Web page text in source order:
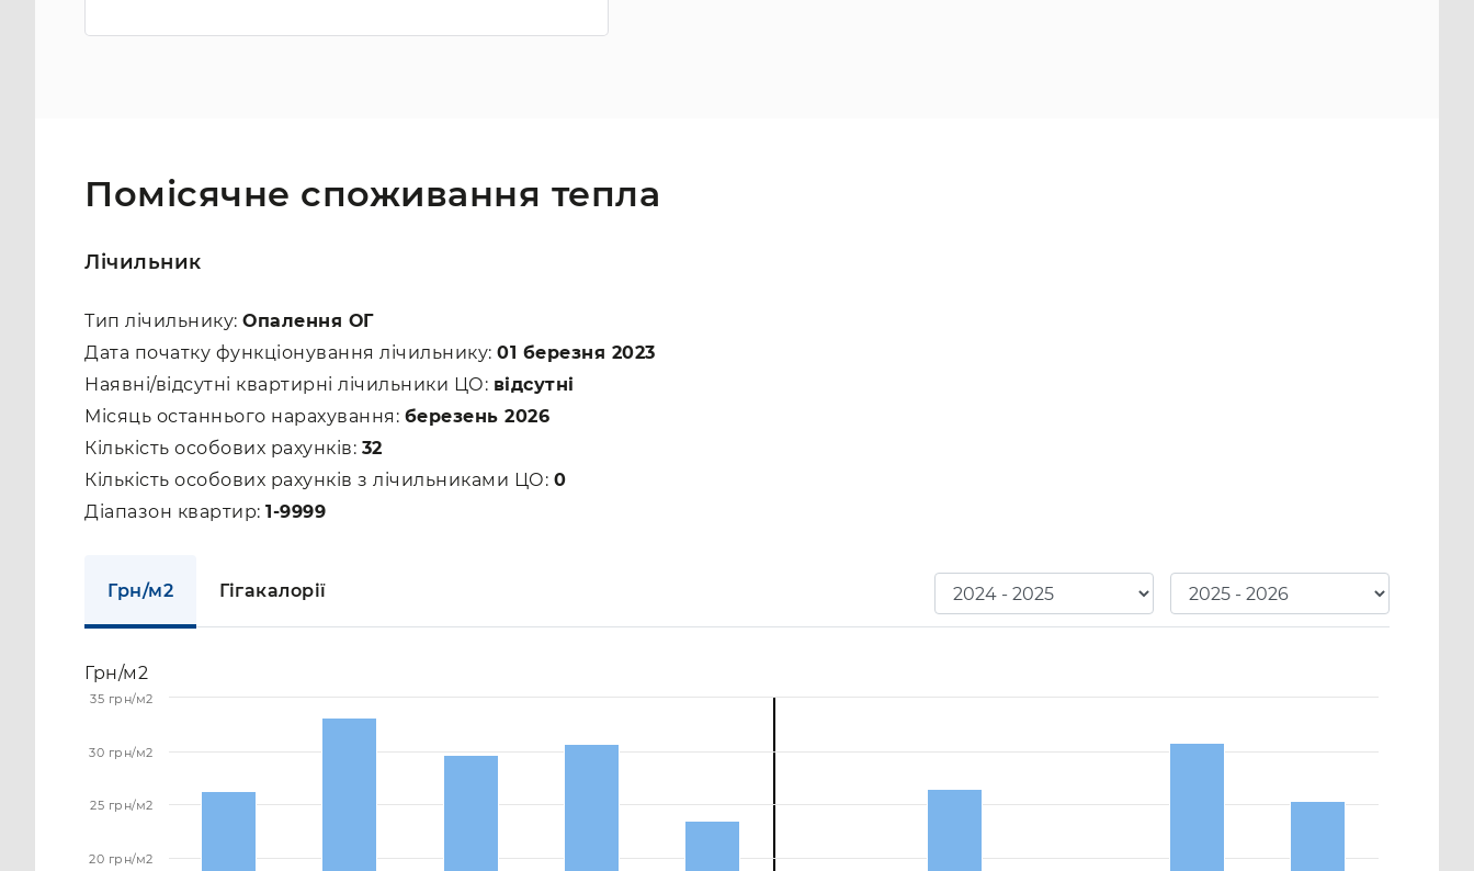
Помісячне споживання тепла
Лічильник
Тип лічильнику: Опалення ОГ
Дата початку функціонування лічильнику: 01 березня 2023
Наявні/відсутні квартирні лічильники ЦО: відсутні
Місяць останнього нарахування: березень 2026
Кількість особових рахунків: 32
Кількість особових рахунків з лічильниками ЦО: 0
Діапазон квартир: 1-9999
Грн/м2 Гігакалорії
Грн/м2
20 грн/м2
25 грн/м2
30 грн/м2
35 грн/м2